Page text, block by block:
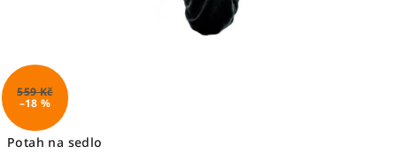
Potah na sedlo
559 Kč
–18 %